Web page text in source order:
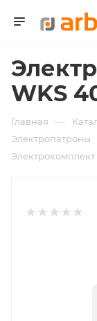
WKS
Главная —
Электропатроны
Электрокомплект